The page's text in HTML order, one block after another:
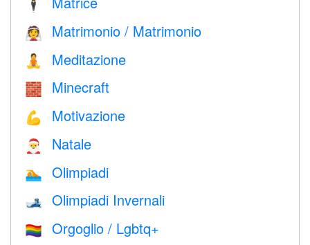
🕴️
👰 Matrimonio / Matrimonio
🧘 Meditazione
🧱 Minecraft
💪 Motivazione
🎅 Natale
🏊 Olimpiadi
🎿 Olimpiadi Invernali
🏳️‍🌈 Orgoglio / Lgbtq+